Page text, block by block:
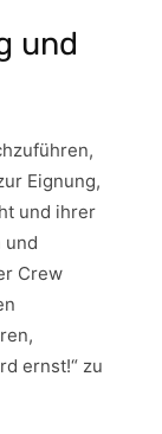
und
Eignung,
und ihrer
und
Crew
ernst!“ zu